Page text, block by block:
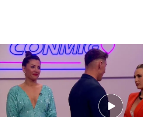
La decisión de Álvaro en su gran final
PUEDE INTERESARTE
Manuel se convierte en el
'Baila conmigo'